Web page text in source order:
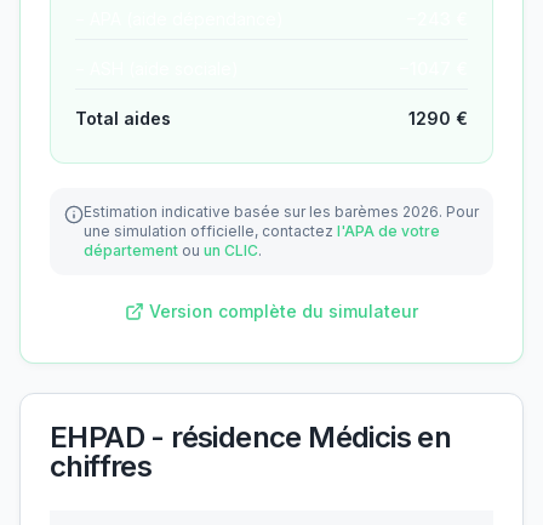
Total aides 1290 €
Estimation indicative basée sur les barèmes 2026. Pour
une simulation officielle, contactez l'APA de votre
département ou un CLIC.
Version complète du simulateur
EHPAD - résidence Médicis en
chiffres